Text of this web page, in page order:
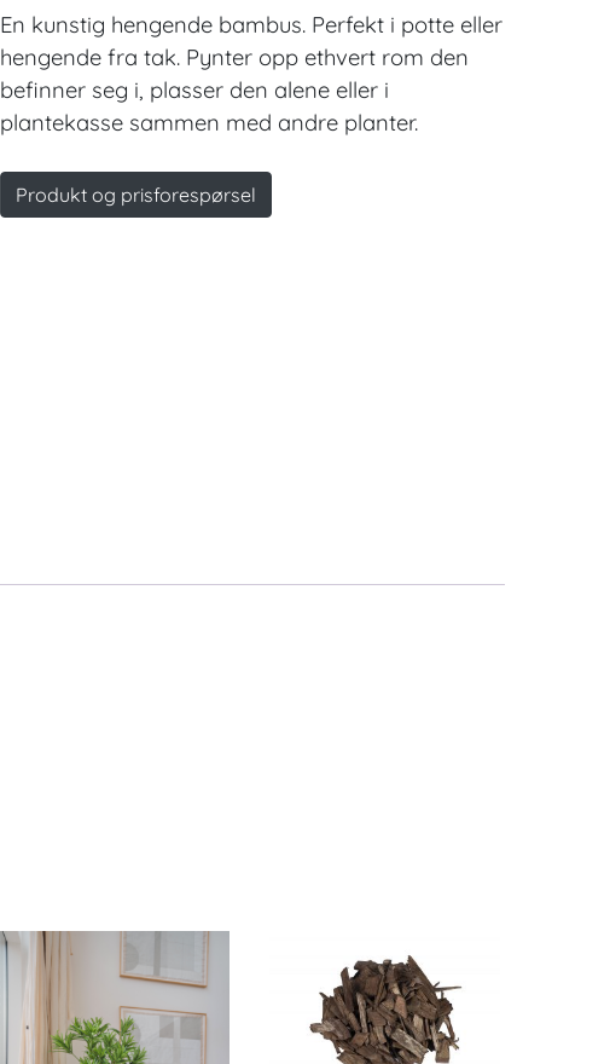
En kunstig hengende bambus. Perfekt i potte eller
hengende fra tak. Pynter opp ethvert rom den
befinner seg i, plasser den alene eller i
plantekasse sammen med andre planter.
Produkt og prisforespørsel